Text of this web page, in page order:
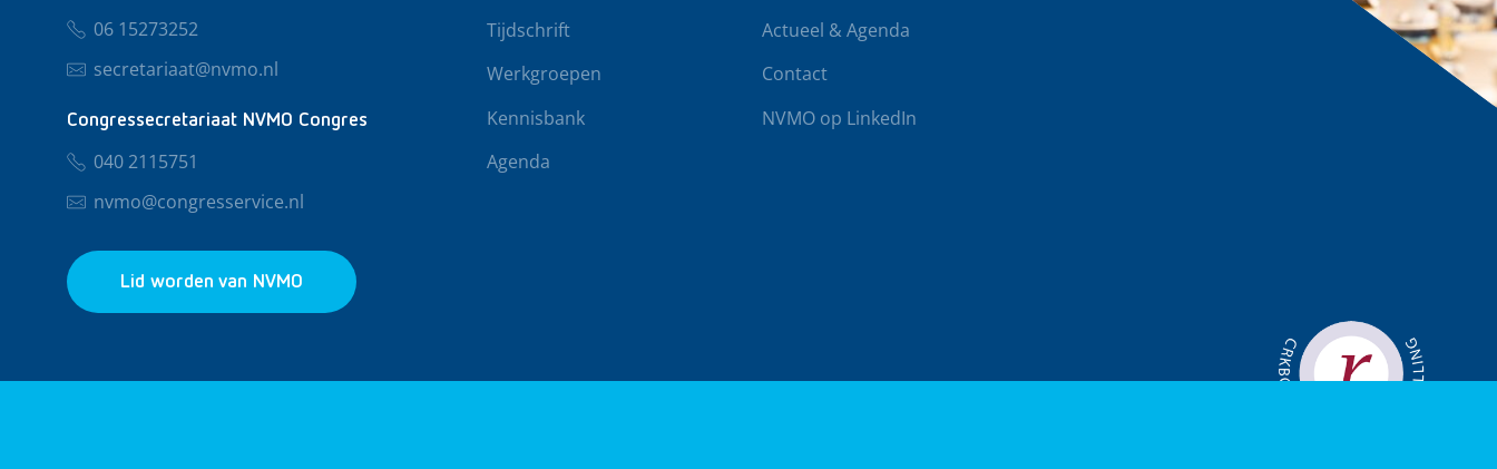
06 15273252
secretariaat@nvmo.nl
Congressecretariaat NVMO Congres
040 2115751
nvmo@congresservice.nl
Lid worden van NVMO
Tijdschrift
Werkgroepen
Kennisbank
Agenda
Actueel & Agenda
Contact
NVMO op LinkedIn